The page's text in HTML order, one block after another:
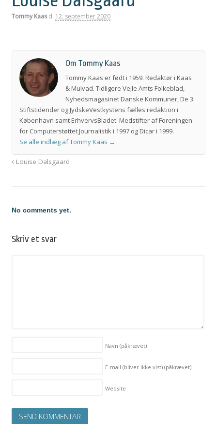
Tommy Kaas d. 12. september 2020
Om Tommy Kaas
Tommy Kaas er født i 1959. Redaktør i Kaas
& Mulvad. Tidligere Vejle Amts Folkeblad,
Nyhedsmagasinet Danske Kommuner, De 3
Stiftstidender og JydskeVestkystens fælles redaktion i
København samt ErhvervsBladet. Medstifter af Foreningen
for Computerstøttet Journalistik i 1997 og Dicar i 1999.
Se alle indlæg af Tommy Kaas →
Louise Dalsgaard
No comments yet.
Skriv et svar
Navn(påkrævet)
E-mail (bliver ikke vist)(påkrævet)
Website